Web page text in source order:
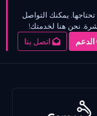
يمكنك التواصل
نحن هنا لخدمتك!
الدعم اتصل بنا